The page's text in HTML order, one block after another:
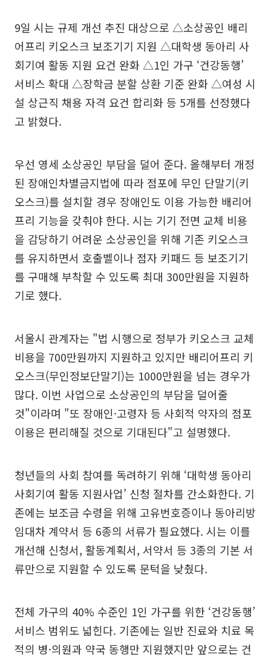
9일 시는 규제 개선 추진 대상으로 △소상공인 배리
어프리 키오스크 보조기기 지원 △대학생 동아리 사
회기여 활동 지원 요건 완화 △1인 가구 ‘건강동행’
서비스 확대 △장학금 분할 상환 기준 완화 △여성 시
설 상근직 채용 자격 요건 합리화 등 5개를 선정했다
고 밝혔다.
우선 영세 소상공인 부담을 덜어 준다. 올해부터 개정
된 장애인차별금지법에 따라 점포에 무인 단말기(키
오스크)를 설치할 경우 장애인도 이용 가능한 배리어
프리 기능을 갖춰야 한다. 시는 기기 전면 교체 비용
을 감당하기 어려운 소상공인을 위해 기존 키오스크
를 유지하면서 호출벨이나 점자 키패드 등 보조기기
를 구매해 부착할 수 있도록 최대 300만원을 지원하
기로 했다.
서울시 관계자는 "법 시행으로 정부가 키오스크 교체
비용을 700만원까지 지원하고 있지만 배리어프리 키
오스크(무인정보단말기)는 1000만원을 넘는 경우가
많다. 이번 사업으로 소상공인의 부담을 덜어줄
것"이라며 "또 장애인·고령자 등 사회적 약자의 점포
이용은 편리해질 것으로 기대된다"고 설명했다.
청년들의 사회 참여를 독려하기 위해 ‘대학생 동아리
사회기여 활동 지원사업’ 신청 절차를 간소화한다. 기
존에는 보조금 수령을 위해 고유번호증이나 동아리방
임대차 계약서 등 6종의 서류가 필요했다. 시는 이를
개선해 신청서, 활동계획서, 서약서 등 3종의 기본 서
류만으로 지원할 수 있도록 문턱을 낮췄다.
전체 가구의 40% 수준인 1인 가구를 위한 ‘건강동행’
서비스 범위도 넓힌다. 기존에는 일반 진료와 치료 목
적의 병·의원과 약국 동행만 지원했지만 앞으로는 건